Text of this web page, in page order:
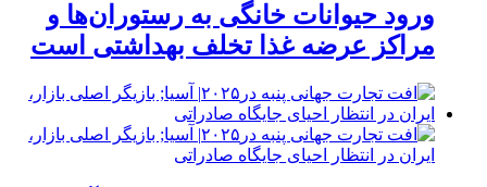
ورود حیوانات خانگی به رستوران‌ها و
مراکز عرضه غذا تخلف بهداشتی است